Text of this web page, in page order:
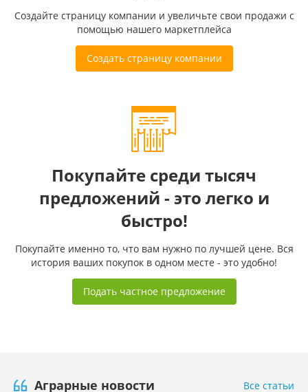
Создайте страницу компании и увеличьте свои продажи с
помощью нашего маркетплейса
Создать страницу компании
Покупайте среди тысяч
предложений - это легко и
быстро!
Покупайте именно то, что вам нужно по лучшей цене. Вся
история ваших покупок в одном месте - это удобно!
Подать частное предложение
Аграрные новости Все статьи